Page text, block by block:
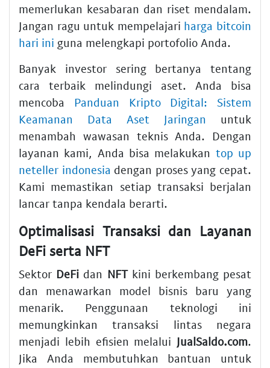
memerlukan kesabaran dan riset mendalam.
Jangan ragu untuk mempelajari harga bitcoin
hari ini guna melengkapi portofolio Anda.
Banyak investor sering bertanya tentang
cara terbaik melindungi aset. Anda bisa
mencoba Panduan Kripto Digital: Sistem
Keamanan Data Aset Jaringan untuk
menambah wawasan teknis Anda. Dengan
layanan kami, Anda bisa melakukan top up
neteller indonesia dengan proses yang cepat.
Kami memastikan setiap transaksi berjalan
lancar tanpa kendala berarti.
Optimalisasi Transaksi dan Layanan
DeFi serta NFT
Sektor DeFi dan NFTkini berkembang pesat
dan menawarkan model bisnis baru yang
menarik. Penggunaan teknologi ini
memungkinkan transaksi lintas negara
menjadi lebih efisien melalui JualSaldo.com.
Jika Anda membutuhkan bantuan untuk